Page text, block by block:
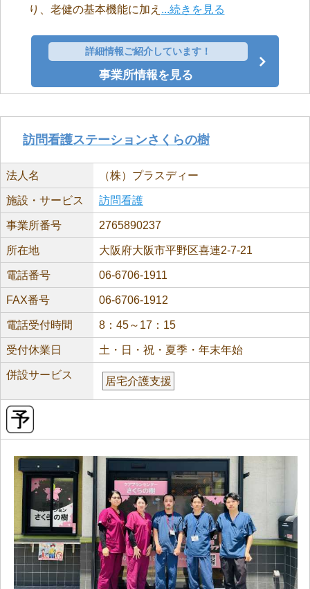
り、老健の基本機能に加え ...続きを見る
詳細情報ご紹介しています！
事業所情報を見る
訪問看護ステーションさくらの樹
法人名 （株）プラスディー
施設・サービス 訪問看護
事業所番号 2765890237
所在地 大阪府大阪市平野区喜連2-7-21
電話番号 06-6706-1911
FAX番号 06-6706-1912
電話受付時間 8：45～17：15
受付休業日 土・日・祝・夏季・年末年始
併設サービス
居宅介護支援